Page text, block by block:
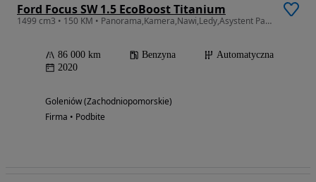
Ford Focus SW 1.5 EcoBoost Titanium
1499 cm3 • 150 KM • Panorama,Kamera,Nawi,Ledy,Asystent Pasa,I Wł,Serwis ASO,Vat 23%.
86 000 km Benzyna
Automatyczna
2020
Goleniów (Zachodniopomorskie)
Firma • Podbite